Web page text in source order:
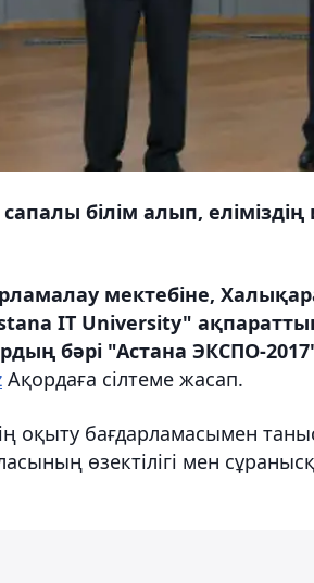
білім алып, еліміздің
мектебіне,
IT University"
бәрі "Астана ЭКСПО-
Ақордаға сілтеме жасап.
оқыту бағдарламасымен
өзектілігі мен